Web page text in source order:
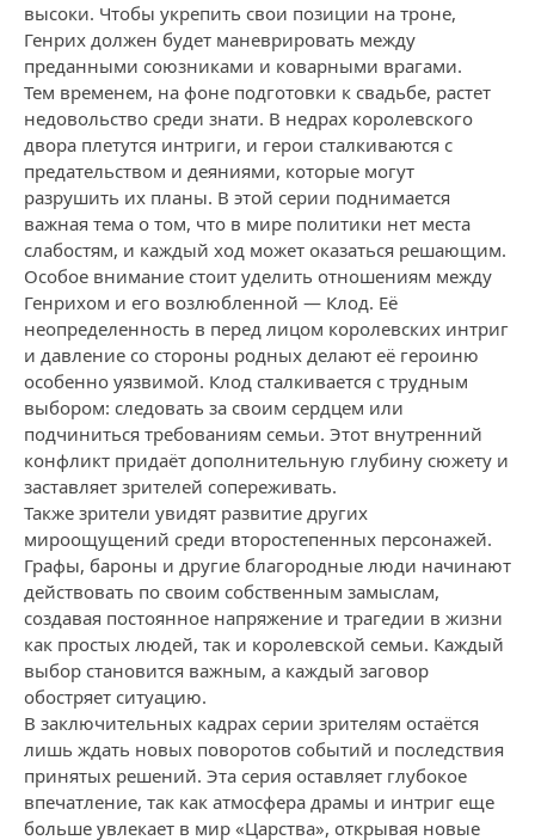
высоки. Чтобы укрепить свои позиции на троне,
Генрих должен будет маневрировать между
преданными союзниками и коварными врагами.
Тем временем, на фоне подготовки к свадьбе, растет
недовольство среди знати. В недрах королевского
двора плетутся интриги, и герои сталкиваются с
предательством и деяниями, которые могут
разрушить их планы. В этой серии поднимается
важная тема о том, что в мире политики нет места
слабостям, и каждый ход может оказаться решающим.
Особое внимание стоит уделить отношениям между
Генрихом и его возлюбленной — Клод. Её
неопределенность в перед лицом королевских интриг
и давление со стороны родных делают её героиню
особенно уязвимой. Клод сталкивается с трудным
выбором: следовать за своим сердцем или
подчиниться требованиям семьи. Этот внутренний
конфликт придаёт дополнительную глубину сюжету и
заставляет зрителей сопереживать.
Также зрители увидят развитие других
мироощущений среди второстепенных персонажей.
Графы, бароны и другие благородные люди начинают
действовать по своим собственным замыслам,
создавая постоянное напряжение и трагедии в жизни
как простых людей, так и королевской семьи. Каждый
выбор становится важным, а каждый заговор
обостряет ситуацию.
В заключительных кадрах серии зрителям остаётся
лишь ждать новых поворотов событий и последствия
принятых решений. Эта серия оставляет глубокое
впечатление, так как атмосфера драмы и интриг еще
больше увлекает в мир «Царства», открывая новые